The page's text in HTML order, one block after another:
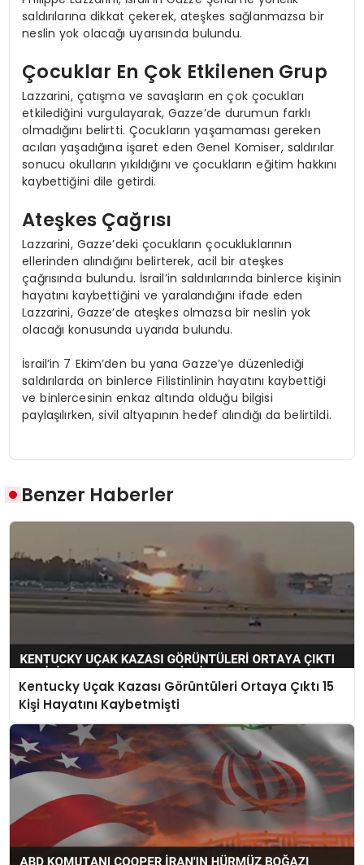
saldırılarına dikkat çekerek, ateşkes sağlanmazsa bir
neslin yok olacağı uyarısında bulundu.
Çocuklar En Çok Etkilenen Grup
Lazzarini, çatışma ve savaşların en çok çocukları
etkilediğini vurgulayarak, Gazze’de durumun farklı
olmadığını belirtti. Çocukların yaşamaması gereken
acıları yaşadığına işaret eden Genel Komiser, saldırılar
sonucu okulların yıkıldığını ve çocukların eğitim hakkını
kaybettiğini dile getirdi.
Ateşkes Çağrısı
Lazzarini, Gazze’deki çocukların çocukluklarının
ellerinden alındığını belirterek, acil bir ateşkes
çağrısında bulundu. İsrail’in saldırılarında binlerce kişinin
hayatını kaybettiğini ve yaralandığını ifade eden
Lazzarini, Gazze’de ateşkes olmazsa bir neslin yok
olacağı konusunda uyarıda bulundu.
İsrail’in 7 Ekim’den bu yana Gazze’ye düzenlediği
saldırılarda on binlerce Filistinlinin hayatını kaybettiği
ve binlercesinin enkaz altında olduğu bilgisi
paylaşılırken, sivil altyapının hedef alındığı da belirtildi.
Benzer Haberler
Kentucky Uçak Kazası Görüntüleri Ortaya Çıktı 15
Kişi Hayatını Kaybetmişti